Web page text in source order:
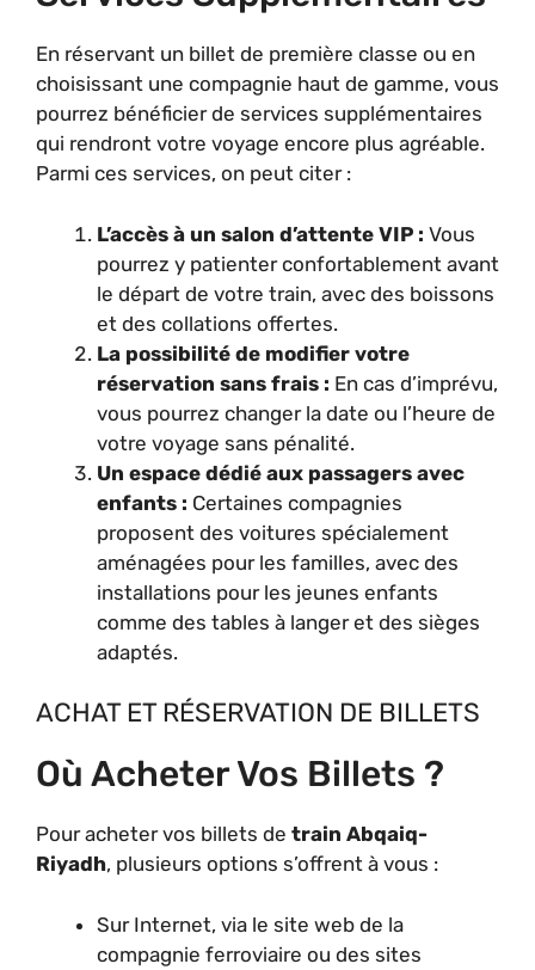
En réservant un billet de première classe ou en
choisissant une compagnie haut de gamme, vous
pourrez bénéficier de services supplémentaires
qui rendront votre voyage encore plus agréable.
Parmi ces services, on peut citer :
L’accès à un salon d’attente VIP : Vous
pourrez y patienter confortablement avant
le départ de votre train, avec des boissons
et des collations offertes.
La possibilité de modifier votre
réservation sans frais : En cas d’imprévu,
vous pourrez changer la date ou l’heure de
votre voyage sans pénalité.
Un espace dédié aux passagers avec
enfants : Certaines compagnies
proposent des voitures spécialement
aménagées pour les familles, avec des
installations pour les jeunes enfants
comme des tables à langer et des sièges
adaptés.
ACHAT ET RÉSERVATION DE BILLETS
Où Acheter Vos Billets ?
Pour acheter vos billets de train Abqaiq-
Riyadh, plusieurs options s’offrent à vous :
Sur Internet, via le site web de la
compagnie ferroviaire ou des sites